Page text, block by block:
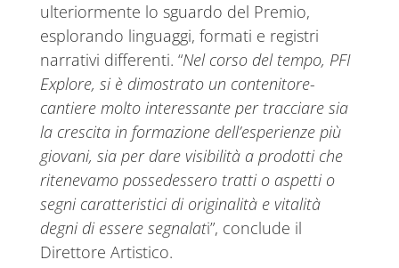
ulteriormente lo sguardo del Premio,
esplorando linguaggi, formati e registri
narrativi differenti. “Nel corso del tempo, PFI
Explore, si è dimostrato un contenitore-
cantiere molto interessante per tracciare sia
la crescita in formazione dell’esperienze più
giovani, sia per dare visibilità a prodotti che
ritenevamo possedessero tratti o aspetti o
segni caratteristici di originalità e vitalità
degni di essere segnalati”, conclude il
Direttore Artistico.